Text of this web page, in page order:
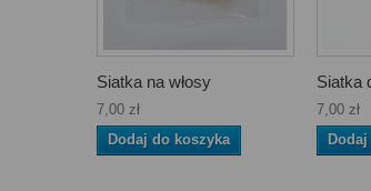
Siatka na włosy
7,00 zł
Dodaj do koszyka
Siatka
7,00 zł